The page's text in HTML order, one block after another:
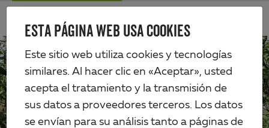
ESTA PÁGINA WEB USA COOKIES
Este sitio web utiliza cookies y tecnologías
similares. Al hacer clic en «Aceptar», usted
acepta el tratamiento y la transmisión de
sus datos a proveedores terceros. Los datos
se envían para su análisis tanto a páginas de
Skip
main
content
Alberts